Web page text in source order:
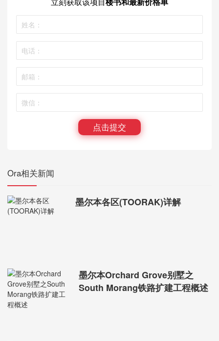
点击提交
Ora相关新闻
墨尔本各区(TOORAK)详解
墨尔本Orchard Grove别墅之
South Morang铁路扩建工程概述